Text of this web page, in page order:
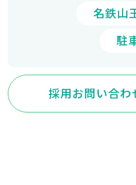
名鉄山
駐
採用お問い合わ